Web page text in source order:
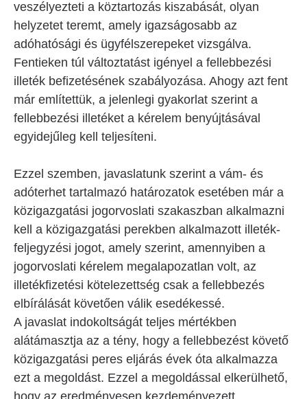
veszélyezteti a köztartozás kiszabását, olyan
helyzetet teremt, amely igazságosabb az
adóhatósági és ügyfélszerepeket vizsgálva.
Fentieken túl változtatást igényel a fellebbezési
illeték befizetésének szabályozása. Ahogy azt fent
már említettük, a jelenlegi gyakorlat szerint a
fellebbezési illetéket a kérelem benyújtásával
egyidejűleg kell teljesíteni.
Ezzel szemben, javaslatunk szerint a vám- és
adóterhet tartalmazó határozatok esetében már a
közigazgatási jogorvoslati szakaszban alkalmazni
kell a közigazgatási perekben alkalmazott illeték-
feljegyzési jogot, amely szerint, amennyiben a
jogorvoslati kérelem megalapozatlan volt, az
illetékfizetési kötelezettség csak a fellebbezés
elbírálását követően válik esedékessé.
A javaslat indokoltságát teljes mértékben
alátámasztja az a tény, hogy a fellebbezést követő
közigazgatási peres eljárás évek óta alkalmazza
ezt a megoldást. Ezzel a megoldással elkerülhető,
hogy az eredményesen kezdeményezett